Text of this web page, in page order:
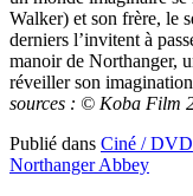
Walker) et son frère, le
derniers l’invitent à
manoir de Northanger,
réveiller son
sources : © Koba Film
Publié dans Ciné / DVD
Northanger Abbey